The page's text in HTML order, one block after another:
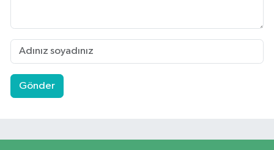
Gönder